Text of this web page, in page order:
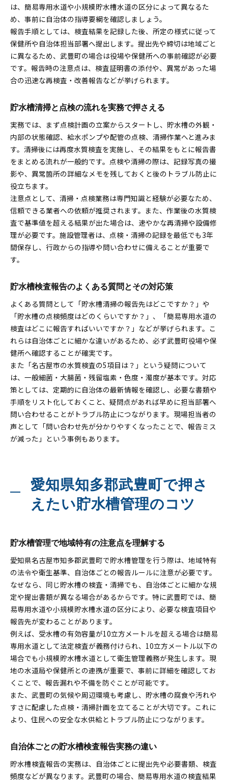
は、簡易専用水道や小規模貯水槽水道の区分によって異なるた
め、事前に自治体の指導要綱を確認しましょう。
報告手順としては、検査結果を記録した後、所定の様式に従って
保健所や自治体担当部署へ提出します。提出先や締切は地域ごと
に異なるため、武豊町の場合は役場や保健所への事前確認が必要
です。報告時の注意点は、検査証明書の添付や、異常があった場
合の迅速な再検査・改善報告などが挙げられます。
貯水槽清掃と点検の流れを実務で押さえる
実務では、まず点検計画の立案からスタートし、貯水槽の外観・
内部の状態確認、給水ポンプや配管の点検、清掃作業へと進みま
す。清掃後には再度水質検査を実施し、その結果をもとに報告書
をまとめる流れが一般的です。点検や清掃の際は、記録写真の撮
影や、異常箇所の詳細なメモを残しておくと後のトラブル防止に
役立ちます。
注意点として、清掃・点検業務は専門知識と経験が必要なため、
信頼できる業者への依頼が推奨されます。また、作業後の水質検
査で基準値を超える結果が出た場合は、速やかな再清掃や設備修
理が必要です。施設管理者は、点検・清掃の記録を最低でも3年
間保存し、行政からの指導や問い合わせに備えることが重要で
す。
貯水槽検査報告のよくある質問とその対応策
よくある質問として「貯水槽清掃の報告先はどこですか？」や
「貯水槽の点検頻度はどのくらいですか？」、「簡易専用水道の
検査はどこに報告すればいいですか？」などが挙げられます。こ
れらは自治体ごとに細かな違いがあるため、必ず武豊町役場や保
健所へ確認することが確実です。
また「名古屋市の水質検査の5項目は？」という疑問について
は、一般細菌・大腸菌・残留塩素・色度・濁度が基本です。対応
策としては、定期的に自治体の最新情報を確認し、必要な書類や
手順をリスト化しておくこと、疑問点があれば早めに担当部署へ
問い合わせることがトラブル防止につながります。現場担当者の
声として「問い合わせ先が分かりやすくなったことで、報告ミス
が減った」という事例もあります。
愛知県知多郡武豊町で押さ
えたい貯水槽管理のコツ
貯水槽管理で地域特有の注意点を理解する
愛知県名古屋市知多郡武豊町で貯水槽管理を行う際は、地域特有
の法令や衛生基準、自治体ごとの報告ルールに注意が必要です。
なぜなら、同じ貯水槽の検査・清掃でも、自治体ごとに細かな規
定や提出書類が異なる場合があるからです。特に武豊町では、簡
易専用水道や小規模貯水槽水道の区分により、必要な検査項目や
報告先が変わることがあります。
例えば、受水槽の有効容量が10立方メートルを超える場合は簡易
専用水道として法定検査が義務付けられ、10立方メートル以下の
場合でも小規模貯水槽水道として衛生管理義務が発生します。現
地の水道局や保健所との連携が重要で、事前に詳細を確認してお
くことで、報告漏れや不備を防ぐことが可能です。
また、武豊町の気候や周辺環境も考慮し、貯水槽の腐食や汚れや
すさに配慮した点検・清掃計画を立てることが大切です。これに
より、住民への安全な水供給とトラブル防止につながります。
自治体ごとの貯水槽検査報告実務の違い
貯水槽検査報告の実務は、自治体ごとに提出先や必要書類、検査
頻度などが異なります。武豊町の場合、簡易専用水道の検査結果